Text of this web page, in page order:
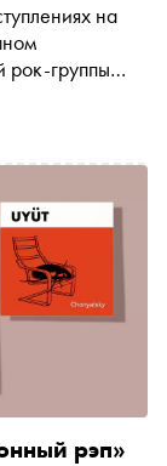
на
рок-группы
рэп»